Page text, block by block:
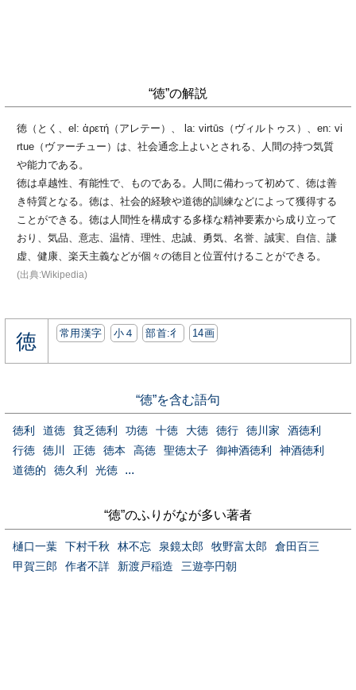
“徳”の解説
徳（とく、el: ἀρετή（アレテー）、 la: virtūs（ヴィルトゥス）、en: vi
rtue（ヴァーチュー）は、社会通念上よいとされる、人間の持つ気質
や能力である。
徳は卓越性、有能性で、ものである。人間に備わって初めて、徳は善
き特質となる。徳は、社会的経験や道徳的訓練などによって獲得する
ことができる。徳は人間性を構成する多様な精神要素から成り立って
おり、気品、意志、温情、理性、忠誠、勇気、名誉、誠実、自信、謙
虚、健康、楽天主義などが個々の徳目と位置付けることができる。
(出典:Wikipedia)
徳 常用漢字 小４ 部首:⼻ 14画
“徳”を含む語句
徳利 道徳 貧乏徳利 功徳 十徳 大徳 徳行 徳川家
酒徳利
行徳
徳川 正徳 徳本 高徳 聖徳太子 御神酒徳利
神酒徳利
道徳的
徳久利 光徳 ...
“徳”のふりがなが多い著者
樋口一葉 下村千秋 林不忘 泉鏡太郎 牧野富太郎
倉田百三
甲賀三郎
作者不詳 新渡戸稲造 三遊亭円朝